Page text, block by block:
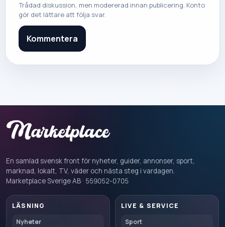
Trådad diskussion, men modererad innan publicering. Konto
gör det lättare att följa svar.
Kommentera
En samlad svensk front för nyheter, guider, annonser, sport,
marknad, lokalt, TV, väder och nästa steg i vardagen.
Marketplace Sverige AB · 559052-0705
LÄSNING
Nyheter
LIVE & SERVICE
Sport